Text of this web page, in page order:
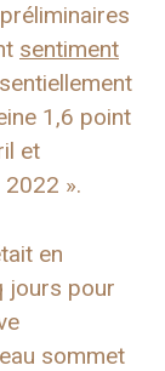
sentiment
1,6 point
et
».
en
jours pour
sommet